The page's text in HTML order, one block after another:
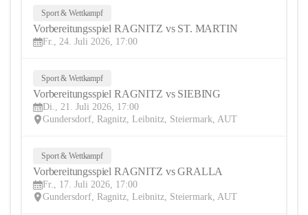
Sport & Wettkampf
Vorbereitungsspiel RAGNITZ vs ST. MARTIN
Fr., 24. Juli 2026, 17:00
Sport & Wettkampf
Vorbereitungsspiel RAGNITZ vs SIEBING
Di., 21. Juli 2026, 17:00
Gundersdorf, Ragnitz, Leibnitz, Steiermark, AUT
Sport & Wettkampf
Vorbereitungsspiel RAGNITZ vs GRALLA
Fr., 17. Juli 2026, 17:00
Gundersdorf, Ragnitz, Leibnitz, Steiermark, AUT